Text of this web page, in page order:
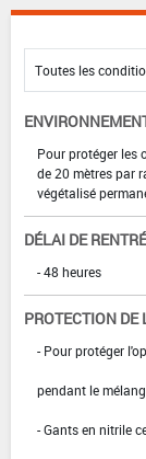
Pour protéger les
de 20 mètres par
végétalisé
DÉLAI DE
- 48 heures
PROTECTION DE
- Pour protéger
pendant le
- Gants en nitrile